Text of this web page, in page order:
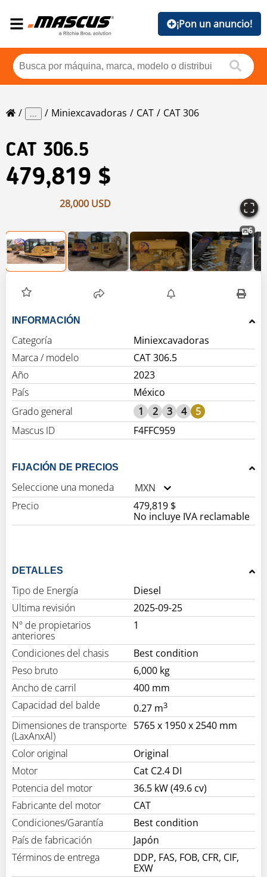
¡Pon un anuncio!
... Miniexcavadoras CAT CAT 306
CAT 306.5
479,819 $
28,000 USD
6
INFORMACIÓN
Categoría
Miniexcavadoras
Marca / modelo
CAT 306.5
Año
2023
País
México
Grado general
1 2 3 4
5
Mascus ID
F4FFC959
FIJACIÓN DE PRECIOS
Seleccione una moneda
MXN
Precio
479,819 $
No incluye IVA reclamable
DETALLES
Tipo de Energía
Diesel
Ultima revisión
2025-09-25
Nº de propietarios
anteriores
1
Condiciones del chasis
Best condition
Peso bruto
6,000 kg
Ancho de carril
400 mm
Capacidad del balde
0.27 m3
Dimensiones de transporte
(LaxAnxAl)
5765 x 1950 x 2540 mm
Color original
Original
Motor
Cat C2.4 DI
Potencia del motor
36.5 kW (49.6 cv)
Fabricante del motor
CAT
Condiciones/Garantía
Best condition
País de fabricación
Japón
Términos de entrega
DDP, FAS, FOB, CFR, CIF,
EXW